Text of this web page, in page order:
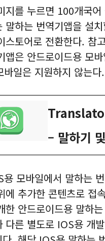
지를 누르면 100개국
말하는 번역기앱을 설
스토어로 전환한다. 참
앱은 안드로이드용 모
바일은 지원하지 않는다.
– 말하기
용 모바일에서 말하는
에 추가한 콘텐츠로 접
한 안드로이드용 말하
다른 별도로 IOS용 개